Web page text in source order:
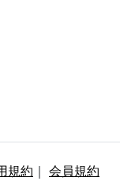
規約 ｜ 会員規約